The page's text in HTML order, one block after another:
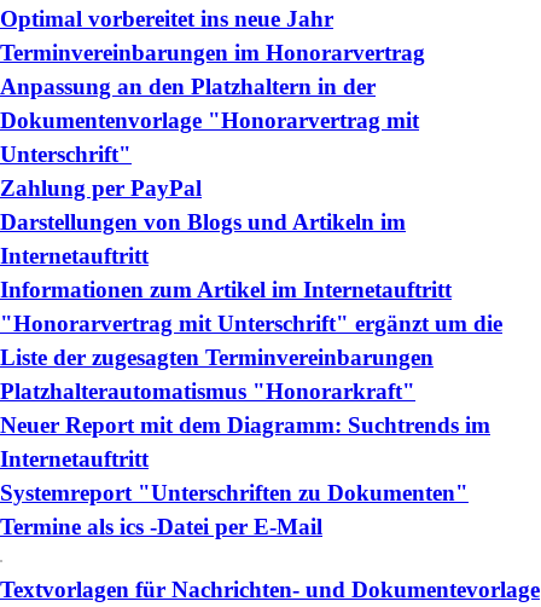
Optimal vorbereitet ins neue Jahr
Terminvereinbarungen im Honorarvertrag
Anpassung an den Platzhaltern in der
Dokumentenvorlage "Honorarvertrag mit
Unterschrift"
Zahlung per PayPal
Darstellungen von Blogs und Artikeln im
Internetauftritt
Informationen zum Artikel im Internetauftritt
"Honorarvertrag mit Unterschrift" ergänzt um die
Liste der zugesagten Terminvereinbarungen
Platzhalterautomatismus "Honorarkraft"
Neuer Report mit dem Diagramm: Suchtrends im
Internetauftritt
Systemreport "Unterschriften zu Dokumenten"
Termine als ics -Datei per E-Mail
Textvorlagen für Nachrichten- und Dokumentevorlage